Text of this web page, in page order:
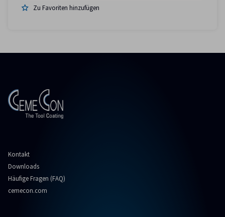
Zu Favoriten hinzufügen
Kontakt
Downloads
Häufige Fragen (FAQ)
cemecon.com